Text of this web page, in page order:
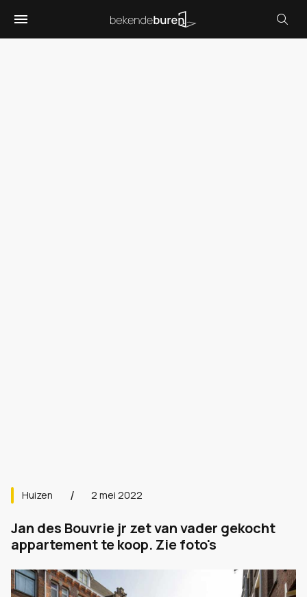
Huizen 2 mei 2022
Jan des Bouvrie jr zet van vader gekocht
appartement te koop. Zie foto's